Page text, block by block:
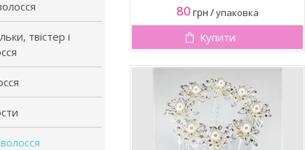
твістер і
80 грн /упаковка
Купити